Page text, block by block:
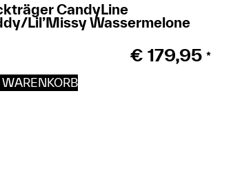
CandyLine
Lil’Missy Wassermelone
€ 179,95 *